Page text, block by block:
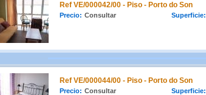
Ref VE/000042/00 - Piso - Porto do Son
Precio: Consultar Superficie:
Ref VE/000044/00 - Piso - Porto do Son
Precio: Consultar Superficie: